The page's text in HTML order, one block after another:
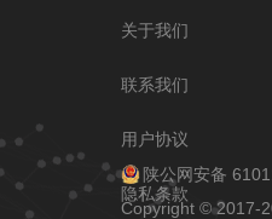
关于我们
联系我们
用户协议
隐私条款
陕公网安备
Copyright © 2017-